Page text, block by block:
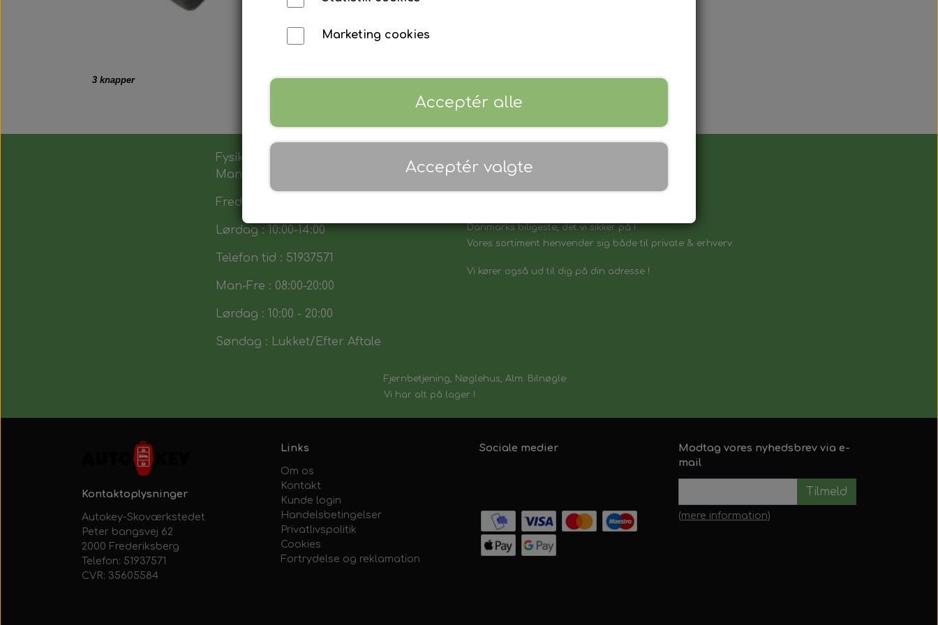
3 knapper
Fysik butik :
Man-Tors : 12:00 - 17:30
Fredag : 14:00 - 17:30
Lørdag : 10:00-14:00
Telefon tid : 51937571
Man-Fre : 08:00-20:00
Lørdag : 10:00 - 20:00
Søndag : Lukket/Efter Aftale
Danmarks biligeste, det vi sikker på !
Vores sortiment henvender sig både til private & erhverv.
Vi kører også ud til dig på din adresse !
Fjernbetjening, Nøglehus, Alm. Bilnøgle
Vi har alt på lager !
Kontaktoplysninger
Autokey-Skoværkstedet
Peter bangsvej 62
2000 Frederiksberg
Telefon: 51937571
CVR: 35605584
Links
Om os
Kontakt
Kunde login
Handelsbetingelser
Privatlivspolitik
Cookies
Fortrydelse og reklamation
Sociale medier
Modtag vores nyhedsbrev via e-
mail
Tilmeld
(mere information)
Marketing cookies
Acceptér alle
Acceptér valgte